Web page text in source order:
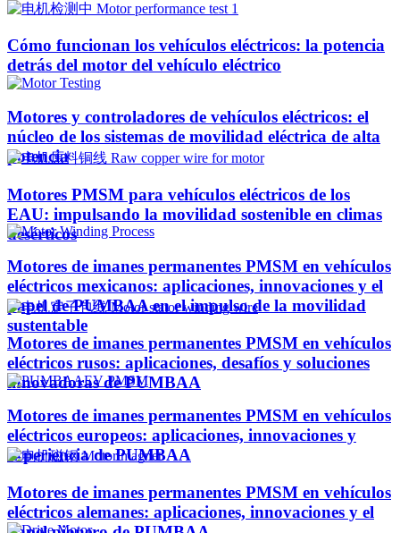
Cómo funcionan los vehículos eléctricos: la potencia
detrás del motor del vehículo eléctrico
Motores y controladores de vehículos eléctricos: el
núcleo de los sistemas de movilidad eléctrica de alta
potencia
Motores PMSM para vehículos eléctricos de los
EAU: impulsando la movilidad sostenible en climas
desérticos
Motores de imanes permanentes PMSM en vehículos
eléctricos mexicanos: aplicaciones, innovaciones y el
papel de PUMBAA en el impulso de la movilidad
sustentable
Motores de imanes permanentes PMSM en vehículos
eléctricos rusos: aplicaciones, desafíos y soluciones
innovadoras de PUMBAA
Motores de imanes permanentes PMSM en vehículos
eléctricos europeos: aplicaciones, innovaciones y
experiencia de PUMBAA
Motores de imanes permanentes PMSM en vehículos
eléctricos alemanes: aplicaciones, innovaciones y el